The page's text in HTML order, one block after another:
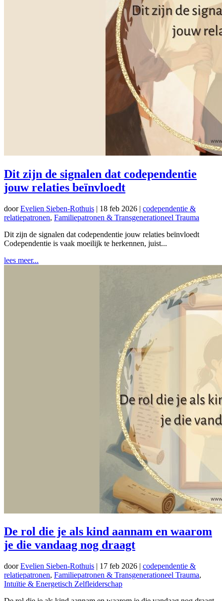
Dit zijn de signalen dat codependentie
jouw relaties beïnvloedt
doorEvelien Sieben-Rothuis | 18 feb 2026 | codependentie &
relatiepatronen, Familiepatronen & Transgenerationeel Trauma
Dit zijn de signalen dat codependentie jouw relaties beïnvloedt
Codependentie is vaak moeilijk te herkennen, juist...
lees meer...
De rol die je als kind aannam en waarom
je die vandaag nog draagt
doorEvelien Sieben-Rothuis | 17 feb 2026 | codependentie &
relatiepatronen, Familiepatronen & Transgenerationeel Trauma,
Intuïtie & Energetisch Zelfleiderschap